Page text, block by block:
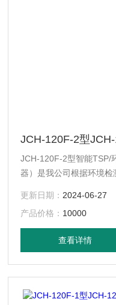
JCH-120F-2型智能TSP/
器）是我公司根据环境检
样器。采样器应用滤膜称
（TSP）和可吸入微粒（
PM10）（可选），应用
域的高新技术。
更新日期： 2024-06-27
产品价格： 10000
查看详情